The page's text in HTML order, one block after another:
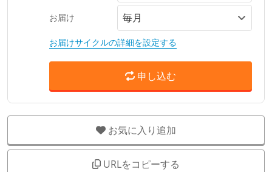
お届け
お届けサイクルの詳細を設定する
申し込む
お気に入り追加
URLをコピーする